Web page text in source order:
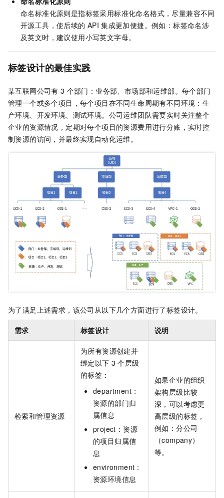
命名标准化原则是指标签采用标准化命名格式，尽量兼容不同
开源工具，使后续的 API 集成更加便捷。例如：标签命名涉
及英文时，建议使用小写英文字母。
标签设计的最佳实践
某互联网公司有 3 个部门：业务部、市场部和运维部。每个部门
管理一个或多个项目，每个项目在不同生命周期有不同环境：生
产环境、开发环境、测试环境。公司运维团队需要实时关注整个
企业的资源情况，定期对每个项目的资源费用进行分账，实时控
制资源的访问，并最终实现自动化运维。
为了满足上述需求，该公司从以下几个方面进行了标签设计。
需求 标签设计 说明
检索和管理资源
为所有资源创建并
绑定以下 3 个层级
的标签：
department：
资源的部门归
属信息
project：资源
的项目归属信
息
environment：
资源环境信息
如果企业的组织
架构层级比较
深，可以考虑更
高层级的标签，
例如：分公司
（company）
等。